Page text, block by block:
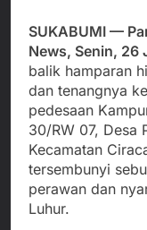
SUKABUMI —
News, Senin, 26
balik hamparan
dan tenangnya
pedesaan
30/RW 07, Desa
Kecamatan
tersembunyi
perawan dan
Luhur.